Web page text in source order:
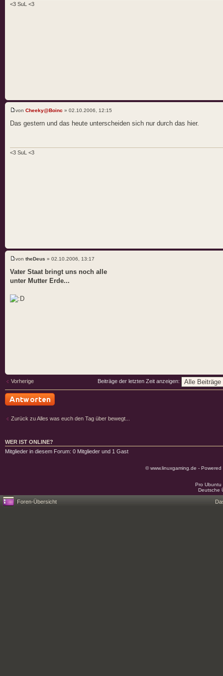
<3 SuL <3
von Cheeky@Boinc » 02.10.2006, 12:15
Das gestern und das heute unterscheiden sich nur durch das hier.
<3 SuL <3
von theDeus » 02.10.2006, 13:17
Vater Staat bringt uns noch alle
unter Mutter Erde...
Vorherige Beiträge der letzten Zeit anzeigen:
Zurück zu Alles was euch den Tag über bewegt...
WER IST ONLINE?
Mitglieder in diesem Forum: 0 Mitglieder und 1 Gast
© www.linuxgaming.de -
Pro
Deutsche
Foren-Übersicht